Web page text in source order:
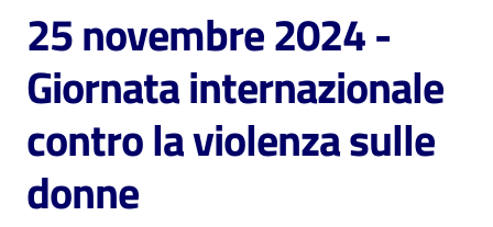
Entra
Cosa
puoi
fare
25 novembre 2024 -
Giornata internazionale
contro la violenza sulle
donne